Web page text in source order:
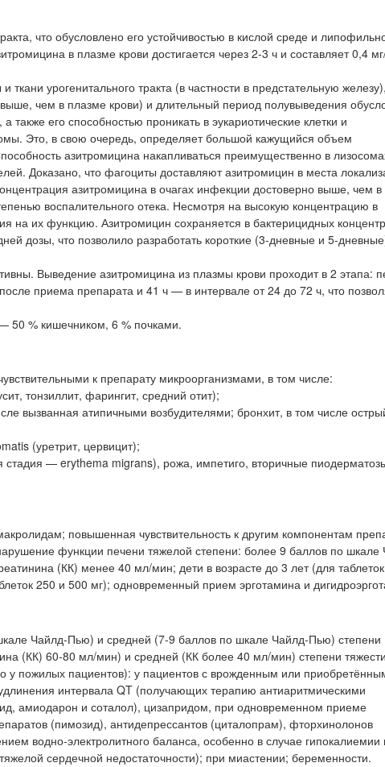
что обусловлено его устойчивостью в кислой среде и
в плазме крови достигается через 2-3 ч и составляет 0,4
урогенитального тракта (в частности в предстательную
чем в плазме крови) и длительный период полувыведения
его способностью проникать в эукариотические клетки и
Это, в свою очередь, определяет большой кажущийся объем
азитромицина накапливаться преимущественно в
Доказано, что фагоциты доставляют азитромицин в места
азитромицина в очагах инфекции достоверно выше, чем в
воспалительного отека. Несмотря на высокую концентрацию в
на их функцию. Азитромицин сохраняется в бактерицидных
дозы, что позволило разработать короткие (3-дневные и 5-
Выведение азитромицина из плазмы крови проходит в 2 этапа:
приема препарата и 41 ч — в интервале от 24 до 72 ч, что
50 % кишечником, 6 % почками.
к препарату микроорганизмами, в том числе:
тонзиллит, фарингит, средний отит);
вызванная атипичными возбудителями; бронхит, в том числе
(уретрит, цервицит);
— erythema migrans), рожа, импетиго, вторичные
повышенная чувствительность к другим компонентам
функции печени тяжелой степени: более 9 баллов по шкале
(КК) менее 40 мл/мин; дети в возрасте до 3 лет (для
250 и 500 мг); одновременный прием эрготамина и
Чайлд-Пью) и средней (7-9 баллов по шкале Чайлд-Пью) степени
(КК) 60-80 мл/мин) и средней (КК более 40 мл/мин) степени
у пожилых пациентов): у пациентов с врожденным или
интервала QT (получающих терапию антиаритмическими
амиодарон и соталол), цизапридом, при одновременном приеме
(пимозид), антидепрессантов (циталопрам), фторхинолонов
водно-электролитного баланса, особенно в случае гипокалиемии
сердечной недостаточности); при миастении; беременности.